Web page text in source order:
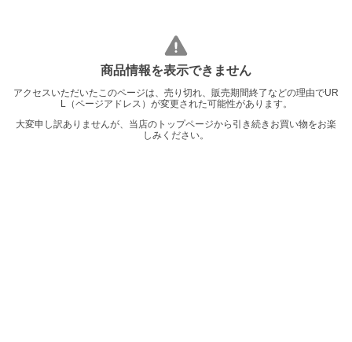
商品情報を表示できません
アクセスいただいたこのページは、売り切れ、販売期間終了などの理由でUR
L（ページアドレス）が変更された可能性があります。
大変申し訳ありませんが、当店のトップページから引き続きお買い物をお楽
しみください。